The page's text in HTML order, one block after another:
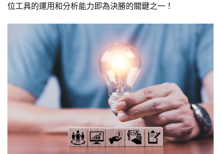
位工具的運用和分析能力即為決勝的關鍵之一！